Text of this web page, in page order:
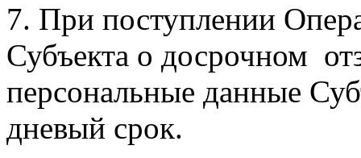
7. При поступлении
Субъекта о досрочном
персональные данные
дневый срок.